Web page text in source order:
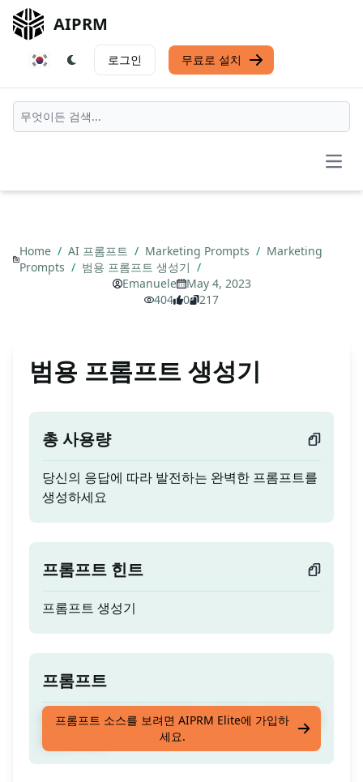
AIPRM
로그인 무료로 설치
Home / AI 프롬프트 / Marketing Prompts / Marketing
Prompts / 범용 프롬프트 생성기 /
Emanuele
May 4, 2023
404
0 217
범용 프롬프트 생성기
총 사용량
당신의 응답에 따라 발전하는 완벽한 프롬프트를
생성하세요
프롬프트 힌트
프롬프트 생성기
프롬프트
당신의 응답에 따라 발전하는 완벽한 프롬프트를
프롬프트 소스를 보려면 AIPRM Elite에 가입하
세요.